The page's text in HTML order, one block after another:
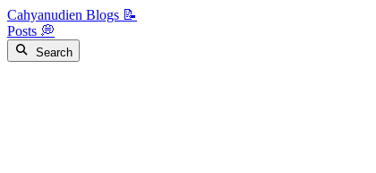
Cahyanudien Blogs 📝
Posts 💭
Search